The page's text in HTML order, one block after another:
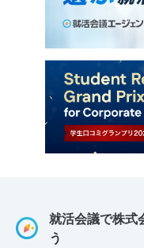
就活会議で株式
う